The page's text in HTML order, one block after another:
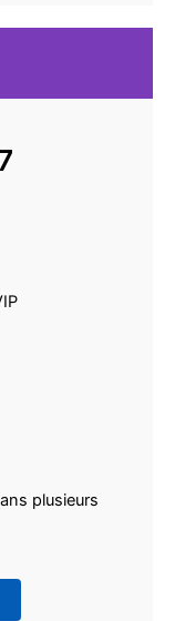
plusieurs